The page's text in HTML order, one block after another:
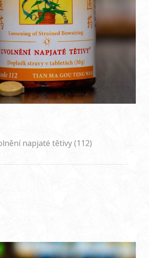
napjaté tětivy (112)